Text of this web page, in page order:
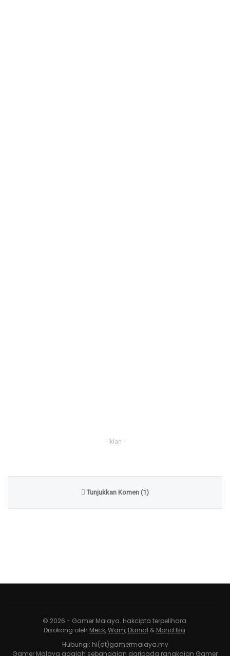
- Iklan -
Tunjukkan Komen (1)
© 2026 - Gamer Malaya. Hakcipta terpelihara.
Disokong oleh Meck,Wam, Danial & Mohd Isa.
Hubungi: hi(at)gamermalaya.my
Gamer Malaya adalah sebahagian daripada rangkaian Gamer